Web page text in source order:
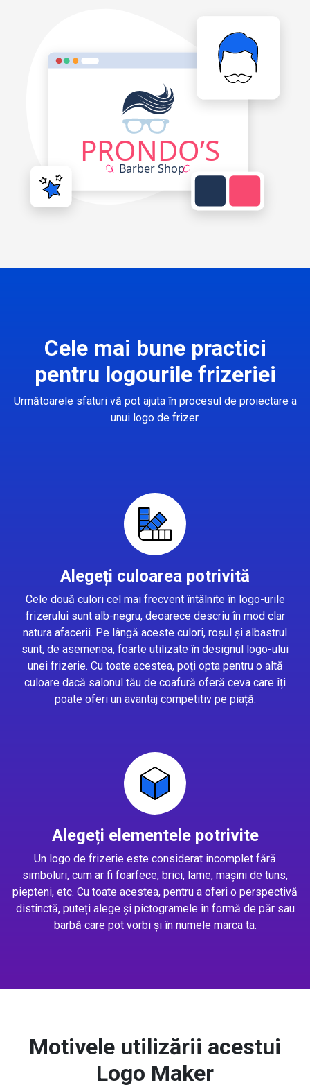
Cele mai bune practici
pentru logourile frizeriei
Următoarele sfaturi vă pot ajuta în procesul de proiectare a
unui logo de frizer.
Alegeți culoarea potrivită
Cele două culori cel mai frecvent întâlnite în logo-urile
frizerului sunt alb-negru, deoarece descriu în mod clar
natura afacerii. Pe lângă aceste culori, roșul și albastrul
sunt, de asemenea, foarte utilizate în designul logo-ului
unei frizerie. Cu toate acestea, poți opta pentru o altă
culoare dacă salonul tău de coafură oferă ceva care îți
poate oferi un avantaj competitiv pe piață.
Alegeți elementele potrivite
Un logo de frizerie este considerat incomplet fără
simboluri, cum ar fi foarfece, brici, lame, mașini de tuns,
piepteni, etc. Cu toate acestea, pentru a oferi o perspectivă
distinctă, puteți alege și pictogramele în formă de păr sau
barbă care pot vorbi și în numele marca ta.
Motivele utilizării acestui
Logo Maker